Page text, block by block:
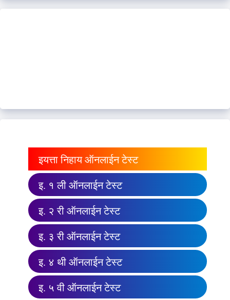
इयत्ता निहाय ऑनलाईन टेस्ट
इ. १ ली ऑनलाईन टेस्ट
इ. २ री ऑनलाईन टेस्ट
इ. ३ री ऑनलाईन टेस्ट
इ. ४ थी ऑनलाईन टेस्ट
इ. ५ वी ऑनलाईन टेस्ट